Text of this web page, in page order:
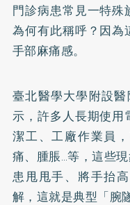
門診病患常見一特殊
為何有此稱呼？因
手部麻痛感。
臺北醫學大學附設
示，許多人長期使
潔工、工廠作業員
痛、腫脹…等，這些
患甩甩手、將手抬
解，這就是典型「腕